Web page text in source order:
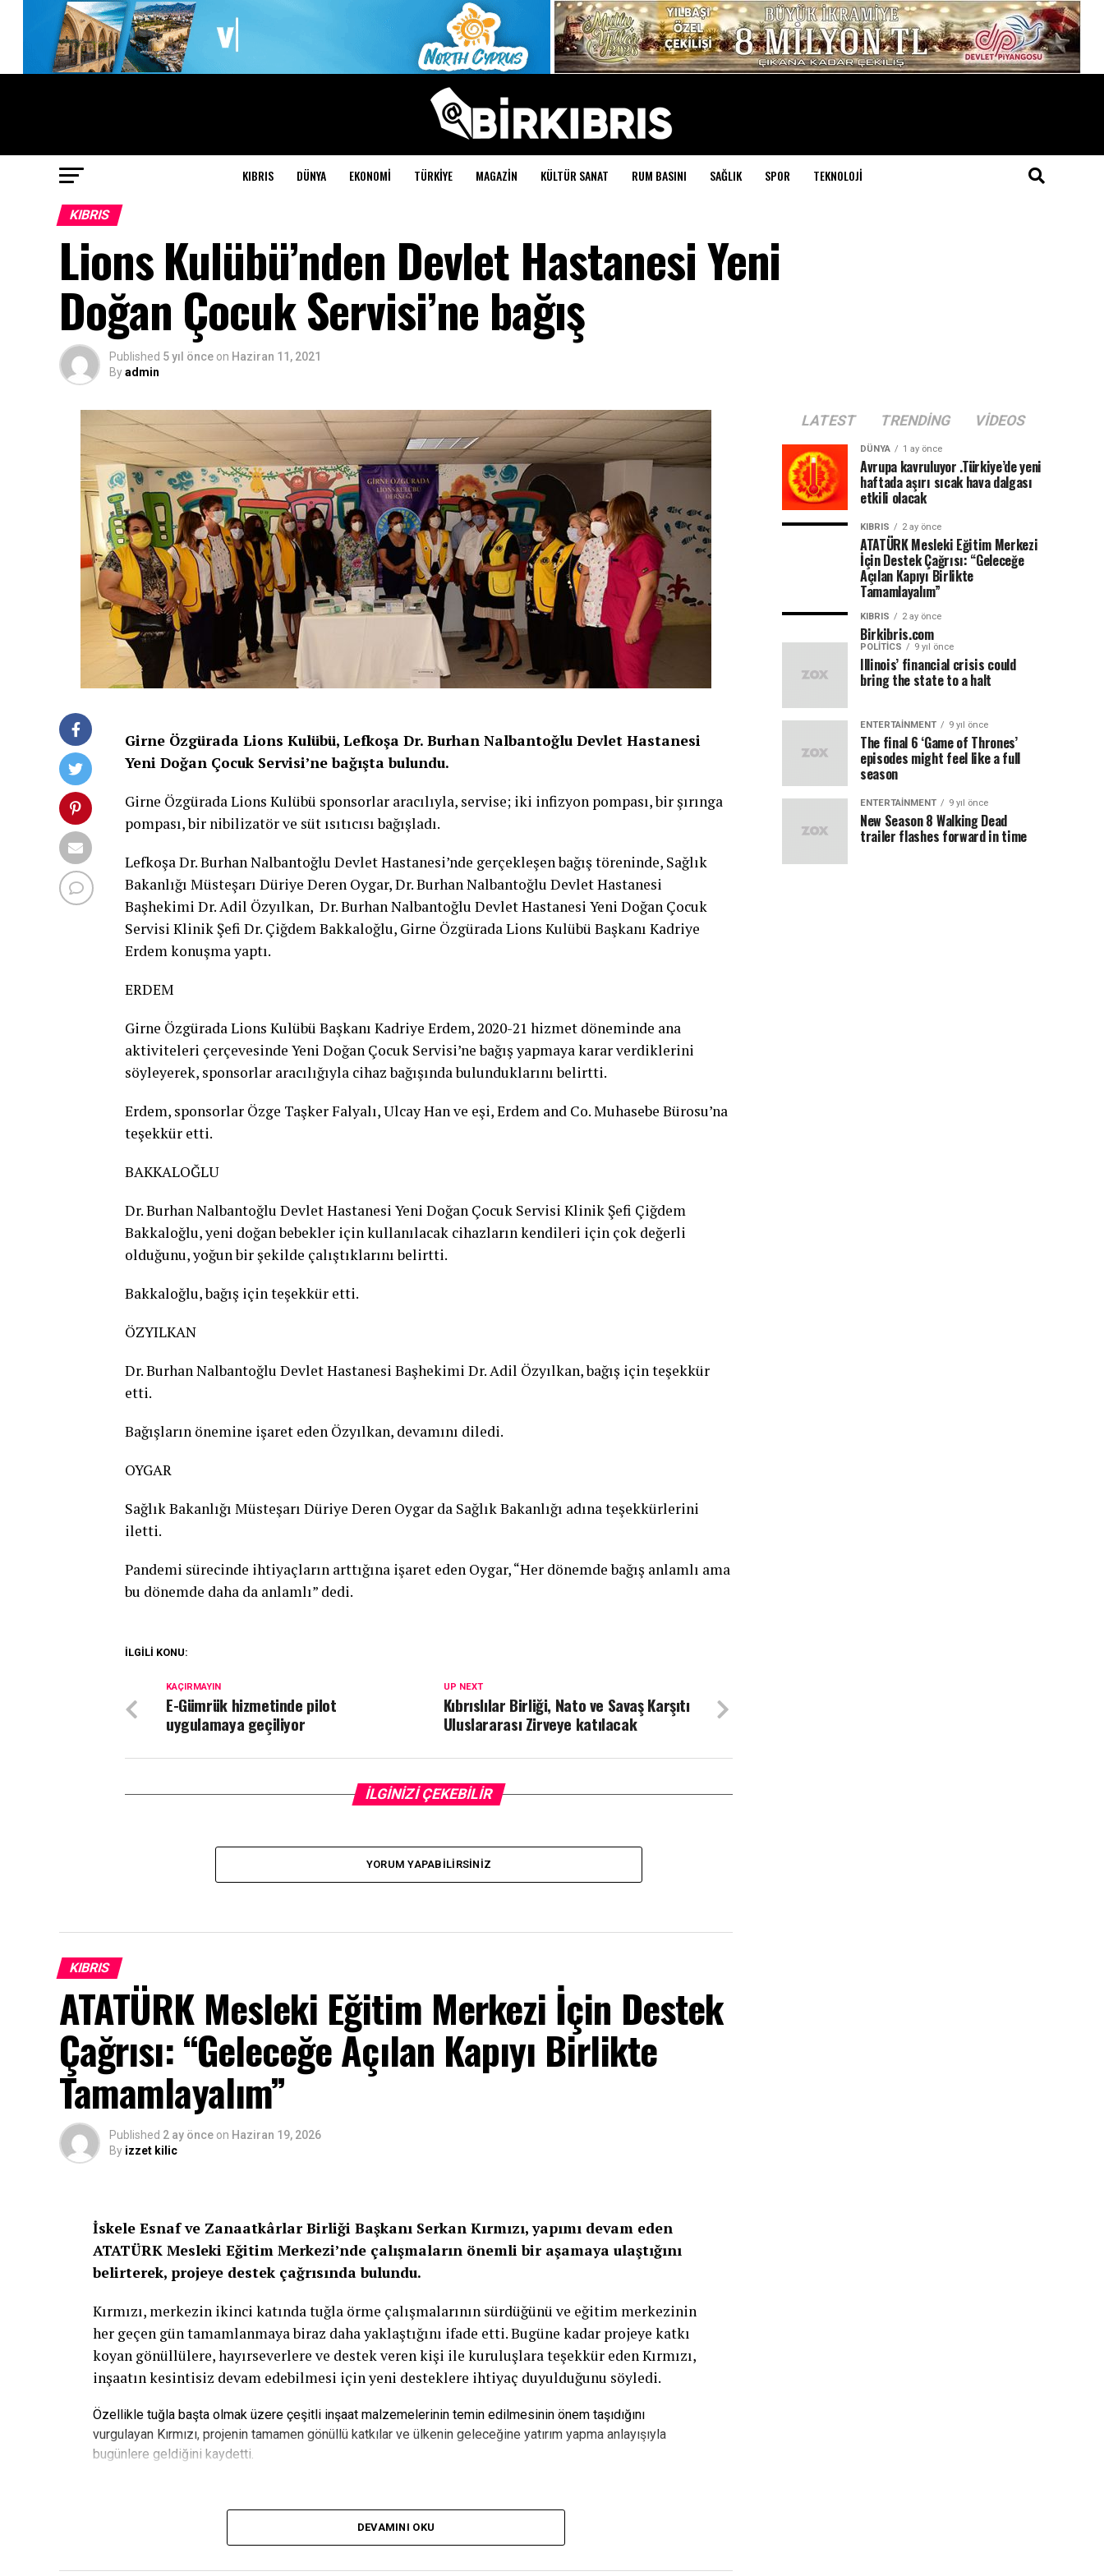
KIBRIS DÜNYA EKONOMI TÜRKIYE MAGAZIN KÜLTÜR SANAT RUM BASINI SAĞLIK SPOR TEKNOLOJI
KIBRIS
Lions Kulübü’nden Devlet Hastanesi Yeni
Doğan Çocuk Servisi’ne bağış
Published 5 yıl önce on Haziran 11, 2021
Byadmin
Girne Özgürada Lions Kulübü, Lefkoşa Dr. Burhan Nalbantoğlu Devlet Hastanesi
Yeni Doğan Çocuk Servisi’ne bağışta bulundu.
Girne Özgürada Lions Kulübü sponsorlar aracılıyla, servise; iki infizyon pompası, bir şırınga
pompası, bir nibilizatör ve süt ısıtıcısı bağışladı.
Lefkoşa Dr. Burhan Nalbantoğlu Devlet Hastanesi’nde gerçekleşen bağış töreninde, Sağlık
Bakanlığı Müsteşarı Düriye Deren Oygar, Dr. Burhan Nalbantoğlu Devlet Hastanesi
Başhekimi Dr. Adil Özyılkan, Dr. Burhan Nalbantoğlu Devlet Hastanesi Yeni Doğan Çocuk
Servisi Klinik Şefi Dr. Çiğdem Bakkaloğlu, Girne Özgürada Lions Kulübü Başkanı Kadriye
Erdem konuşma yaptı.
ERDEM
Girne Özgürada Lions Kulübü Başkanı Kadriye Erdem, 2020-21 hizmet döneminde ana
aktiviteleri çerçevesinde Yeni Doğan Çocuk Servisi’ne bağış yapmaya karar verdiklerini
söyleyerek, sponsorlar aracılığıyla cihaz bağışında bulunduklarını belirtti.
Erdem, sponsorlar Özge Taşker Falyalı, Ulcay Han ve eşi, Erdem and Co. Muhasebe Bürosu’na
teşekkür etti.
BAKKALOĞLU
Dr. Burhan Nalbantoğlu Devlet Hastanesi Yeni Doğan Çocuk Servisi Klinik Şefi Çiğdem
Bakkaloğlu, yeni doğan bebekler için kullanılacak cihazların kendileri için çok değerli
olduğunu, yoğun bir şekilde çalıştıklarını belirtti.
Bakkaloğlu, bağış için teşekkür etti.
ÖZYILKAN
Dr. Burhan Nalbantoğlu Devlet Hastanesi Başhekimi Dr. Adil Özyılkan, bağış için teşekkür
etti.
Bağışların önemine işaret eden Özyılkan, devamını diledi.
OYGAR
Sağlık Bakanlığı Müsteşarı Düriye Deren Oygar da Sağlık Bakanlığı adına teşekkürlerini
iletti.
Pandemi sürecinde ihtiyaçların arttığına işaret eden Oygar, “Her dönemde bağış anlamlı ama
bu dönemde daha da anlamlı” dedi.
İLGİLİ KONU:
UP NEXT
Kıbrıslılar Birliği, Nato ve Savaş Karşıtı
Uluslararası Zirveye katılacak
KAÇIRMAYIN
E-Gümrük hizmetinde pilot
uygulamaya geçiliyor
İLGİNİZİ ÇEKEBİLİR
YORUM YAPABILIRSINIZ
KIBRIS
ATATÜRK Mesleki Eğitim Merkezi İçin Destek
Çağrısı: “Geleceğe Açılan Kapıyı Birlikte
Tamamlayalım”
Published 2 ay önce on Haziran 19, 2026
By izzet kilic
İskele Esnaf ve Zanaatkârlar Birliği Başkanı Serkan Kırmızı, yapımı devam eden
ATATÜRK Mesleki Eğitim Merkezi’nde çalışmaların önemli bir aşamaya ulaştığını
belirterek, projeye destek çağrısında bulundu.
Kırmızı, merkezin ikinci katında tuğla örme çalışmalarının sürdüğünü ve eğitim merkezinin
her geçen gün tamamlanmaya biraz daha yaklaştığını ifade etti. Bugüne kadar projeye katkı
koyan gönüllülere, hayırseverlere ve destek veren kişi ile kuruluşlara teşekkür eden Kırmızı,
inşaatın kesintisiz devam edebilmesi için yeni desteklere ihtiyaç duyulduğunu söyledi.
Özellikle tuğla başta olmak üzere çeşitli inşaat malzemelerinin temin edilmesinin önem taşıdığını
vurgulayan Kırmızı, projenin tamamen gönüllü katkılar ve ülkenin geleceğine yatırım yapma anlayışıyla
bugünlere geldiğini kaydetti.
“Bu Proje Gençlerin Geleceğine Yapılan Yatırımdır”
DEVAMINI OKU
LATEST TRENDING VIDEOS
DÜNYA 1 ay önce
Avrupa kavruluyor .Türkiye’de yeni
haftada aşırı sıcak hava dalgası
etkili olacak
KIBRIS 2 ay önce
ATATÜRK Mesleki Eğitim Merkezi
İçin Destek Çağrısı: “Geleceğe
Açılan Kapıyı Birlikte
Tamamlayalım”
KIBRIS 2 ay önce
Birkibris.com
POLITICS 9 yıl önce
Illinois’ financial crisis could
bring the state to a halt
ENTERTAINMENT 9 yıl önce
The final 6 ‘Game of Thrones’
episodes might feel like a full
season
ENTERTAINMENT 9 yıl önce
New Season 8 Walking Dead
trailer flashes forward in time